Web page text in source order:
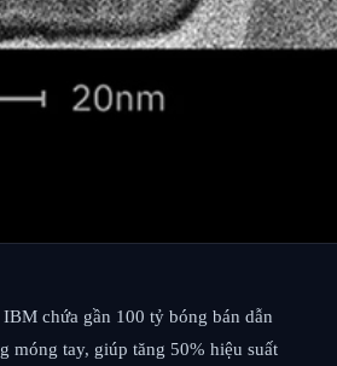
chứa gần 100 tỷ bóng bán dẫn
móng tay, giúp tăng 50% hiệu suất